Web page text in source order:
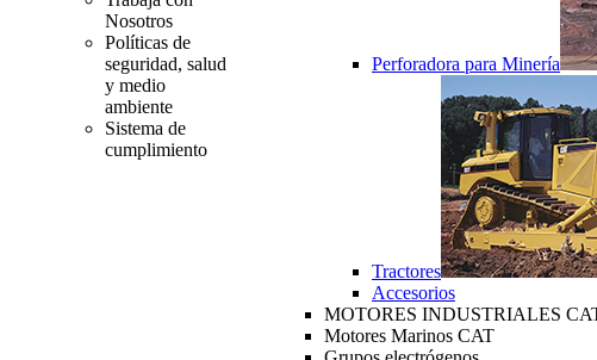
Nosotros
Políticas de
seguridad, salud
y medio
ambiente
Sistema de
cumplimiento
Perforadora para Minería
Tractores
Accesorios
MOTORES INDUSTRIALES
Motores Marinos CAT